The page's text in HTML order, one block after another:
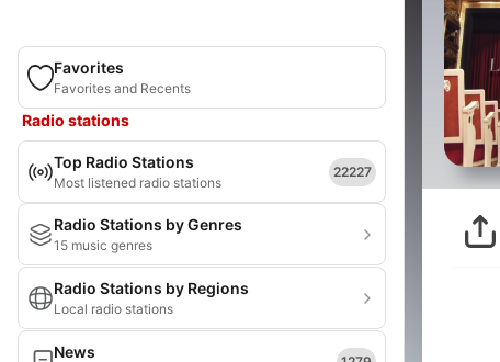
Favorites
Favorites and Recents
Radio stations
Top Radio Stations
Most listened radio stations
22227
Radio Stations by Genres
15 music genres
Radio Stations by Regions
Local radio stations
News